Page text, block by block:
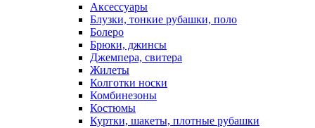
Аксессуары
Блузки, тонкие рубашки, поло
Болеро
Брюки, джинсы
Джемпера, свитера
Жилеты
Колготки носки
Комбинезоны
Костюмы
Куртки, шакеты, плотные рубашки